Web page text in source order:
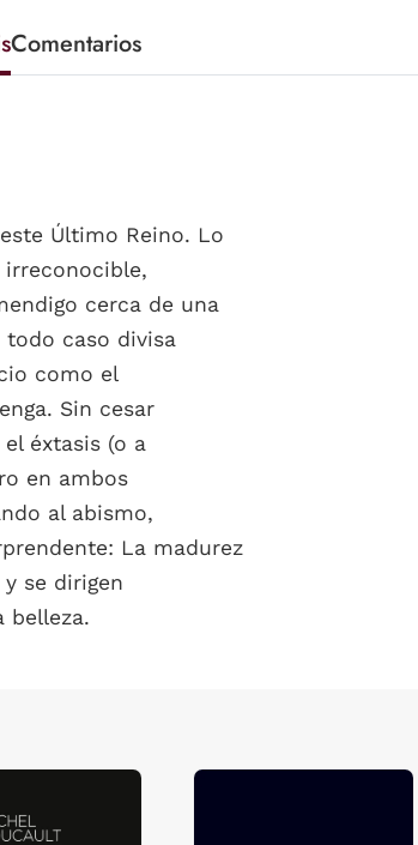
Comentarios
Último Reino. Lo
cerca de una
caso divisa
como el
Sin cesar
éxtasis (o a
en ambos
al abismo,
La madurez
se dirigen
belleza.